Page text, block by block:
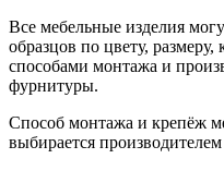
Все мебельные изделия
образцов по цвету,
способами монтажа и
фурнитуры.
Способ монтажа и крепёж
выбирается